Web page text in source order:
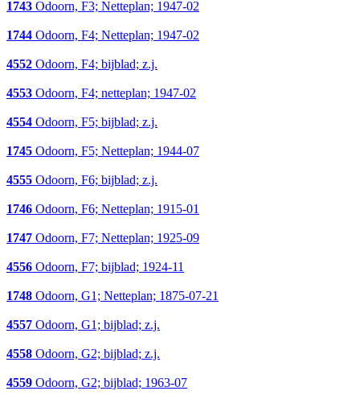
1743 Odoorn, F3; Netteplan; 1947-02
1744 Odoorn, F4; Netteplan; 1947-02
4552 Odoorn, F4; bijblad; z.j.
4553 Odoorn, F4; netteplan; 1947-02
4554 Odoorn, F5; bijblad; z.j.
1745 Odoorn, F5; Netteplan; 1944-07
4555 Odoorn, F6; bijblad; z.j.
1746 Odoorn, F6; Netteplan; 1915-01
1747 Odoorn, F7; Netteplan; 1925-09
4556 Odoorn, F7; bijblad; 1924-11
1748 Odoorn, G1; Netteplan; 1875-07-21
4557 Odoorn, G1; bijblad; z.j.
4558 Odoorn, G2; bijblad; z.j.
4559 Odoorn, G2; bijblad; 1963-07